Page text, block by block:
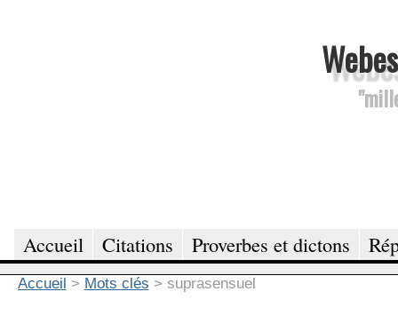
Accueil Citations Proverbes et dictons
Accueil > Mots clés > suprasensuel